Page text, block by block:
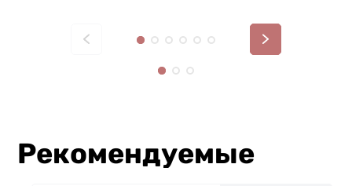
Рекомендуемые